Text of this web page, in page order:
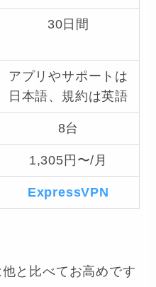
30日間
アプリやサポートは
日本語、規約は英語
8台
1,305円〜/月
ExpressVPN
と比べてお高めです